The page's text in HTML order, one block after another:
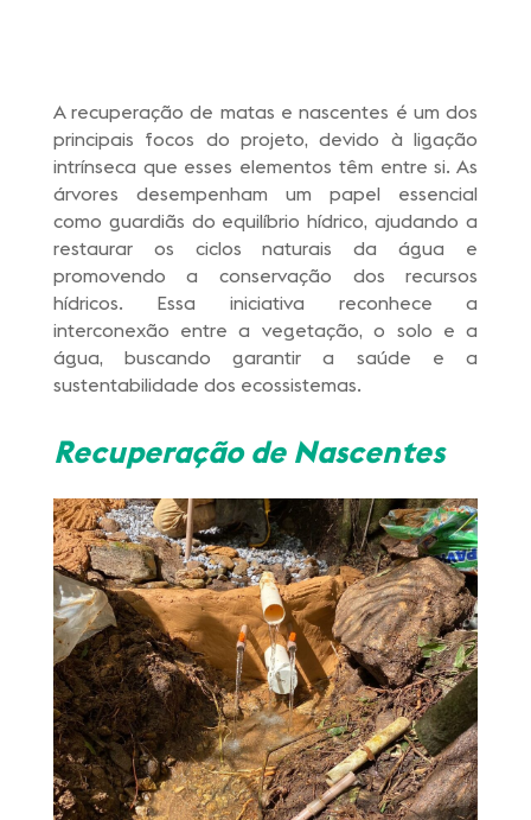
A recuperação de matas e nascentes é um dos
principais focos do projeto, devido à ligação
intrínseca que esses elementos têm entre si. As
árvores desempenham um papel essencial
como guardiãs do equilíbrio hídrico, ajudando a
restaurar os ciclos naturais da água e
promovendo a conservação dos recursos
hídricos. Essa iniciativa reconhece a
interconexão entre a vegetação, o solo e a
água, buscando garantir a saúde e a
sustentabilidade dos ecossistemas.
Recuperação de Nascentes